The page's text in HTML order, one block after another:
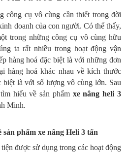
công cụ vô cùng cần thiết trong đời
doanh của con người. Có thể thấy,
trong những công cụ vô cùng hữu
ta rất nhiều trong hoạt động vận
hàng hoá đặc biệt là với những đơn
hàng hoá khác nhau về kích thước
biệt là với số lượng vô cùng lớn. Sau
hiểu về sản phẩm xe nâng heli 3
Minh.
phẩm xe nâng Heli 3 tấn
được sử dụng trong các hoạt động